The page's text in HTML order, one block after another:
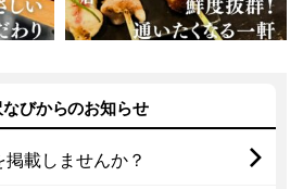
びからのお知らせ
載しませんか？